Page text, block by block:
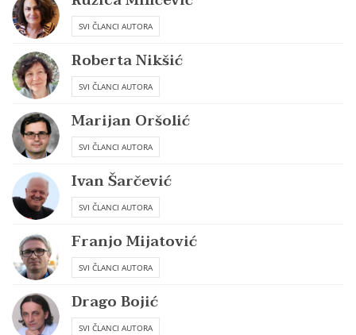
SVI ČLANCI AUTORA
Roberta Nikšić
SVI ČLANCI AUTORA
Marijan Oršolić
SVI ČLANCI AUTORA
Ivan Šarčević
SVI ČLANCI AUTORA
Franjo Mijatović
SVI ČLANCI AUTORA
Drago Bojić
SVI ČLANCI AUTORA